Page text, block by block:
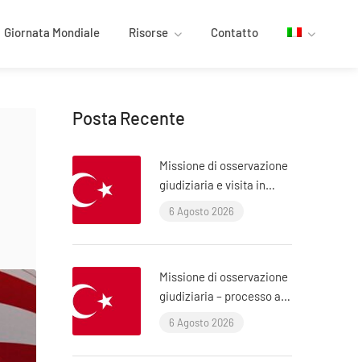
Giornata Mondiale Risorse Contatto
Posta Recente
Missione di osservazione
giudiziaria e visita in
carcere: processo ÇHD II
(Istanbul, Turchia)
6 Agosto 2026
Missione di osservazione
giudiziaria – processo ai
poliziotti che hanno
Çelik (Istanbul, Turchia)
6 Agosto 2026